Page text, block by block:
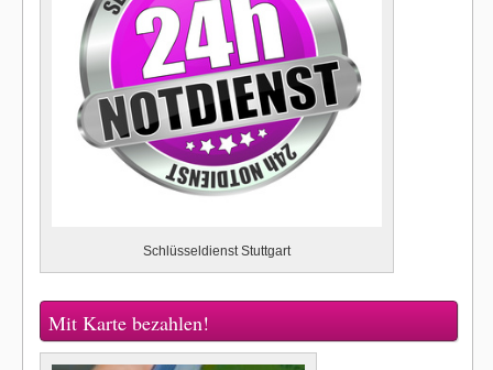
Schlüsseldienst Stuttgart
Mit Karte bezahlen!